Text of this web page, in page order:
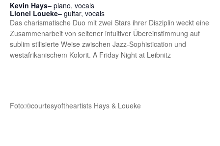
Kevin Hays– piano, vocals
Lionel Loueke– guitar, vocals
Das charismatische Duo mit zwei Stars ihrer Disziplin weckt eine
Zusammenarbeit von seltener intuitiver Übereinstimmung auf
sublim stilisierte Weise zwischen Jazz-Sophistication und
westafrikanischem Kolorit. A Friday Night at Leibnitz
Foto:©courtesyoftheartists Hays & Loueke